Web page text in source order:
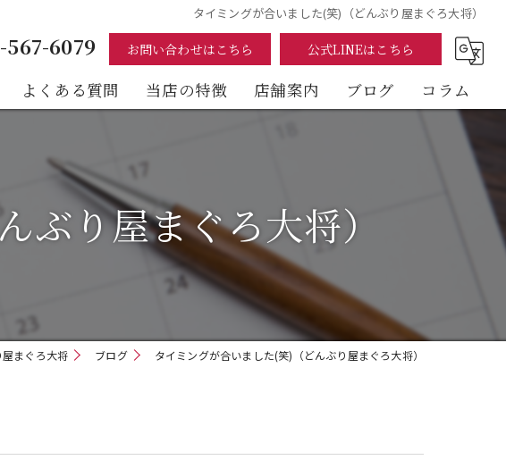
タイミングが合いました(笑)（どんぶり屋まぐろ大将）
567-6079 お問い合わせはこちら 公式LINEはこちら
よくある質問 当店の特徴
海鮮丼
テイクアウト
デリバリー
店舗案内 ブログ コラム
ぶり屋まぐろ大将）
まぐろ大将 ブログ タイミングが合いました(笑)（どんぶり屋まぐろ大将）